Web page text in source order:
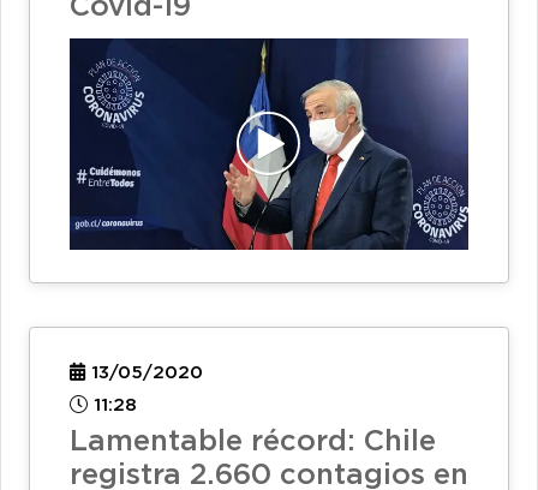
Covid-19
13/05/2020
11:28
Lamentable récord: Chile
registra 2.660 contagios en